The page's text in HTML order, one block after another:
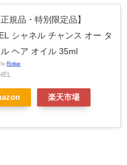
正規品・特別限定品】
シャネル チャンス オー タ
ヘア オイル 35ml
by Rinker
楽天市場